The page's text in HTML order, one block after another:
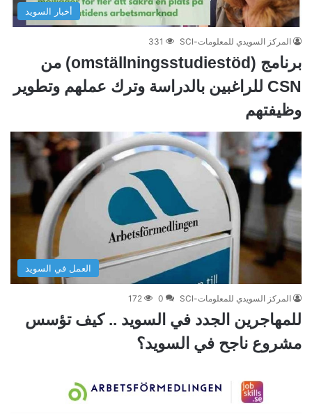
أخبار السويد
المركز السويدي للمعلومات-SCI 331
برنامج (omställningsstudiestöd) من
CSN للراغبين بالدراسة وترك عملهم وتطوير
وظيفتهم
العمل في السويد
المركز السويدي للمعلومات-SCI 0
172
للمهاجرين الجدد في السويد .. كيف تؤسس
مشروع ناجح في السويد؟